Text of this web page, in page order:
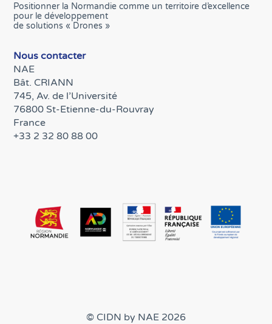
Positionner la Normandie comme un territoire d’excellence
pour le développement
de solutions « Drones »
Nous contacter
NAE
Bât. CRIANN
745, Av. de l’Université
76800 St-Etienne-du-Rouvray
France
+33 2 32 80 88 00
© CIDN by NAE 2026